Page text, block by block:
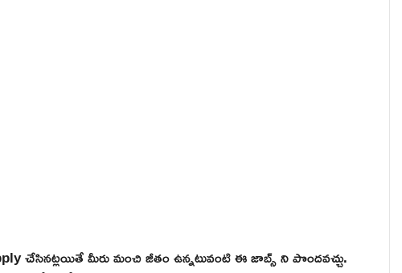
చేసినట్లయితే మీరు మంచి జీతం ఉన్నటువంటి ఈ జాబ్స్ ని పొందవచ్చు.